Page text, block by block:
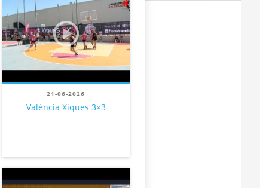
21-06-2026
València Xiques 3×3